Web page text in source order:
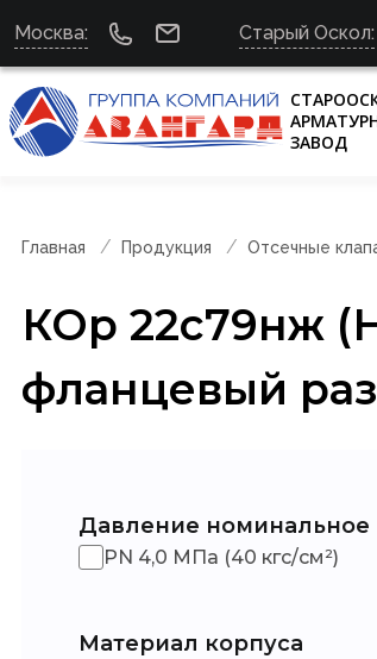
Москва: Старый Оскол:
ЗАВОД
Главная Продукция Отсечные
КОр 22с79нж
фланцевый
Давление номинальное
PN 4,0 МПа (40 кгс/см²)
Материал корпуса